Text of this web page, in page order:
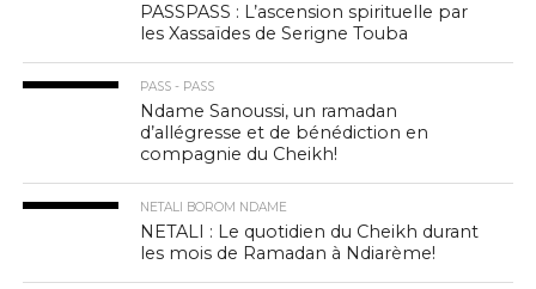
PASSPASS : L’ascension spirituelle par
les Xassaïdes de Serigne Touba
PASS - PASS
Ndame Sanoussi, un ramadan
d’allégresse et de bénédiction en
compagnie du Cheikh!
NETALI BOROM NDAME
NETALI : Le quotidien du Cheikh durant
les mois de Ramadan à Ndiarème!